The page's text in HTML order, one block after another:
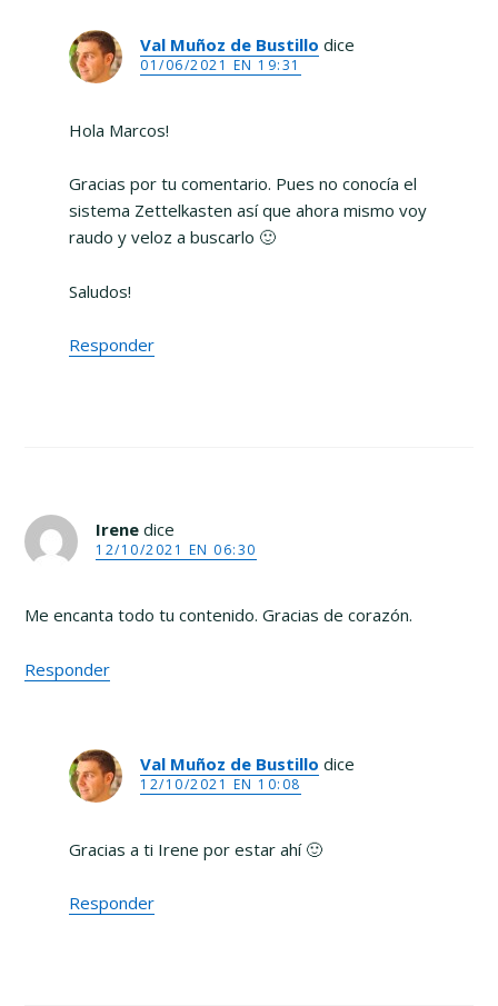
Val Muñoz de Bustillo dice
01/06/2021 EN 19:31
Hola Marcos!
Gracias por tu comentario. Pues no conocía el
sistema Zettelkasten así que ahora mismo voy
raudo y veloz a buscarlo 🙂
Saludos!
Responder
Irene dice
12/10/2021 EN 06:30
Me encanta todo tu contenido. Gracias de corazón.
Responder
Val Muñoz de Bustillo dice
12/10/2021 EN 10:08
Gracias a ti Irene por estar ahí 🙂
Responder